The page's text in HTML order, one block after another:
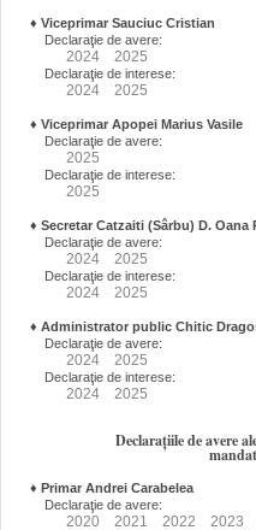
♦ Viceprimar Sauciuc Cristian
Declaraţie de avere:
2024 2025
Declaraţie de interese:
2024 2025
♦ Viceprimar Apopei Marius Vasile
Declaraţie de avere:
2025
Declaraţie de interese:
2025
♦ Secretar Catzaiti (Sârbu) D. Oana
Declaraţie de avere:
2024 2025
Declaraţie de interese:
2024 2025
♦ Administrator public Chitic
Declaraţie de avere:
2024 2025
Declaraţie de interese:
2024 2025
Declarațiile de avere
♦ Primar Andrei Carabelea
Declaraţie de avere:
2020 2021 2022 2023